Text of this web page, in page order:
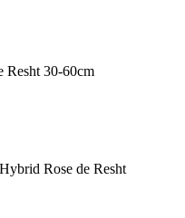
Resht 30-60cm
Rose de Resht